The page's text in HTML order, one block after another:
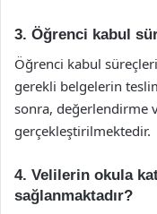
3. Öğrenci kabul
Öğrenci kabul
gerekli belgelerin
sonra, değerlendirme
gerçekleştirilmektedir.
4. Velilerin okula
sağlanmaktadır?